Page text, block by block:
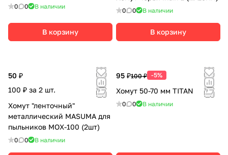
0 0 В наличии
В корзину
0 0 В наличии
В корзину
50 ₽
100 ₽ за 2 шт.
Хомут "ленточный"
металлический MASUMA для
пыльников MOX-100 (2шт)
0 0 В наличии
95 ₽100 ₽ -5%
Хомут 50-70 мм TITAN
0 0 В наличии